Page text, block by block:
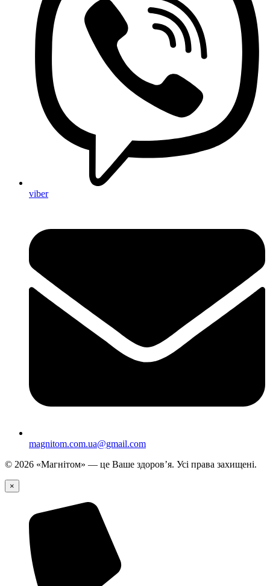
viber
magnitom.com.ua@gmail.com
© 2026 «Магнітом» — це Ваше здоров’я. Усі права захищені.
×